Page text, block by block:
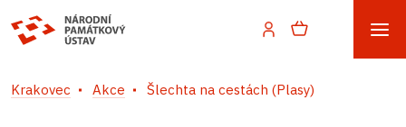
Krakovec Akce Šlechta na cestách (Plasy)